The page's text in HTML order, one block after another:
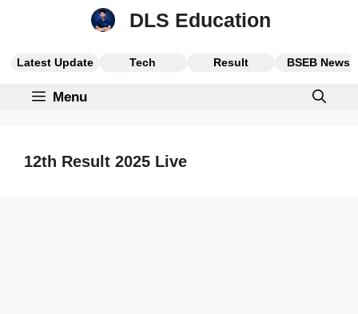
DLS Education
Latest Update Tech Result BSEB News
Menu
12th Result 2025 Live